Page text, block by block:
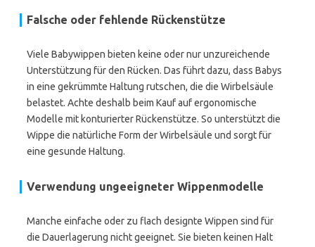
Falsche oder fehlende Rückenstütze
Viele Babywippen bieten keine oder nur unzureichende
Unterstützung für den Rücken. Das führt dazu, dass Babys
in eine gekrümmte Haltung rutschen, die die Wirbelsäule
belastet. Achte deshalb beim Kauf auf ergonomische
Modelle mit konturierter Rückenstütze. So unterstützt die
Wippe die natürliche Form der Wirbelsäule und sorgt für
eine gesunde Haltung.
Verwendung ungeeigneter Wippenmodelle
Manche einfache oder zu flach designte Wippen sind für
die Dauerlagerung nicht geeignet. Sie bieten keinen Halt